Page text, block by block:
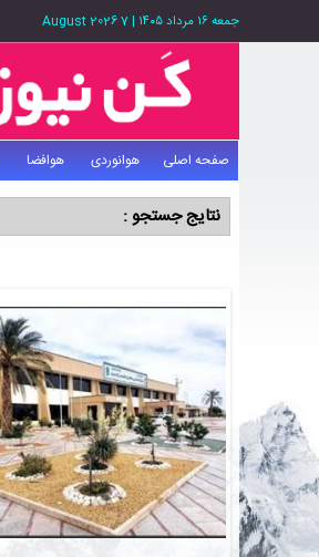
جمعه ۱۶ مرداد ۱۴۰۵ |
7 August 2026
صفحه اصلی هوانوردی هوافضا
نتایج جستجو :